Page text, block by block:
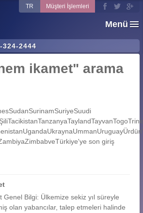
Menü
324-2444
TR Müşteri İşlemleri
ikamet" arama
son giriş
Genel Bilgi: Ülkemize sekiz yıl süreyle
olan yabancılar, talep etmeleri halinde